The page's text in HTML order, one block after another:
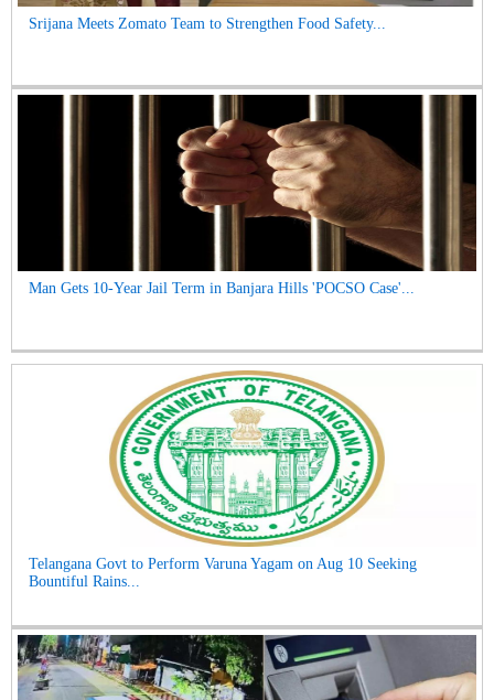
Srijana Meets Zomato Team to Strengthen Food Safety...
Man Gets 10-Year Jail Term in Banjara Hills 'POCSO Case'...
Telangana Govt to Perform Varuna Yagam on Aug 10 Seeking
Bountiful Rains...